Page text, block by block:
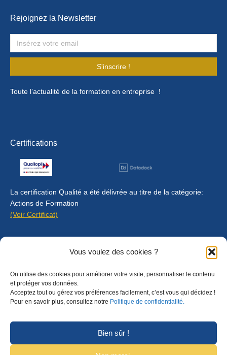
Vous voulez des cookies ?
On utilise des cookies pour améliorer votre visite, personnaliser le contenu
et protéger vos données.
Acceptez tout ou gérez vos préférences facilement, c’est vous qui décidez !
Pour en savoir plus, consultez notre Politique de confidentialité.
Bien sûr !
Rejoignez la Newsletter
S'inscrire !
Toute l’actualité de la formation en entreprise !
Certifications
La certification Qualité a été délivrée au titre de la catégorie:
Actions de Formation
(Voir Certificat)
Règlement intérieur
CGU
CGV